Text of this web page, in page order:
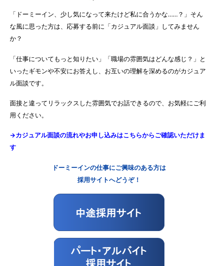
「ドーミーイン、少し気になって来たけど私に合うかな……？」そん
な風に思った方は、応募する前に「カジュアル面談」してみません
か？
「仕事についてもっと知りたい」「職場の雰囲気はどんな感じ？」と
いったギモンや不安にお答えし、お互いの理解を深めるのがカジュア
ル面談です。
面接と違ってリラックスした雰囲気でお話できるので、お気軽にご利
用ください。
→カジュアル面談の流れやお申し込みはこちらからご確認いただけま
す
ドーミーインの仕事にご興味のある方は
採用サイトへどうぞ！